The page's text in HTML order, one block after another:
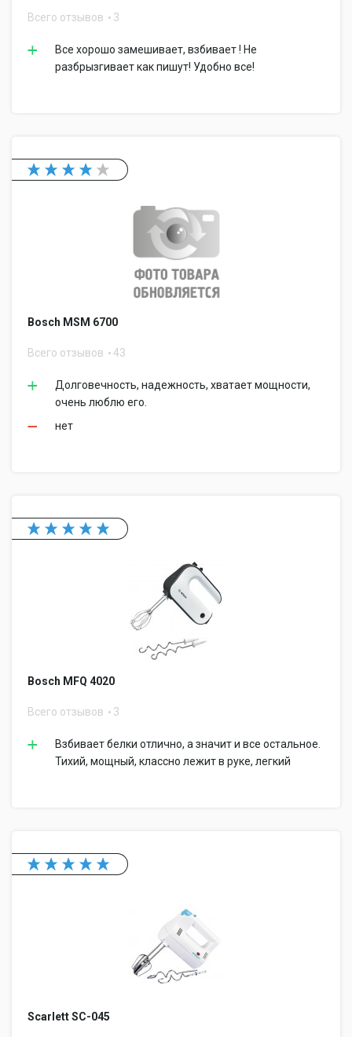
Всего отзывов 3
Все хорошо замешивает, взбивает ! Не
разбрызгивает как пишут! Удобно все!
Bosch MSM 6700
Всего отзывов 43
Долговечность, надежность, хватает мощности,
очень люблю его.
нет
Bosch MFQ 4020
Всего отзывов 3
Взбивает белки отлично, а значит и все остальное.
Тихий, мощный, классно лежит в руке, легкий
Scarlett SC-045